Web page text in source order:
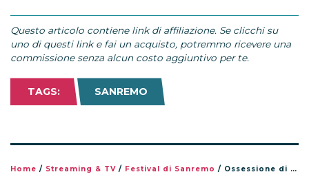
Questo articolo contiene link di affiliazione. Se clicchi su
uno di questi link e fai un acquisto, potremmo ricevere una
commissione senza alcun costo aggiuntivo per te.
TAGS: SANREMO
Home / Streaming & TV / Festival di Sanremo / Ossessione di Samurai Jay: la canzone di Sanremo 2026 più ascoltata in streaming